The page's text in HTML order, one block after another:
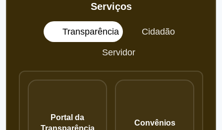
Serviços
Transparência Cidadão
Servidor
Portal da
Transparência
Convênios